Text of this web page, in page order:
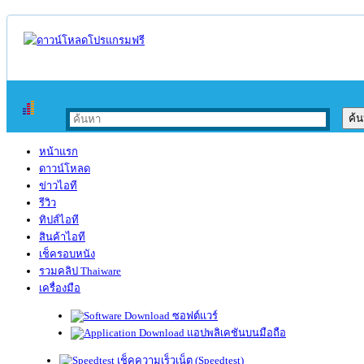
หน้าแรก
ดาวน์โหลด
ข่าวไอที
รีวิว
ทิปส์ไอที
สินค้าไอที
เช็ครอบหนัง
รวมคลิป Thaiware
เครื่องมือ
ซอฟต์แวร์
แอปพลิเคชันบนมือถือ
เช็คความเร็วเน็ต (Speedtest)